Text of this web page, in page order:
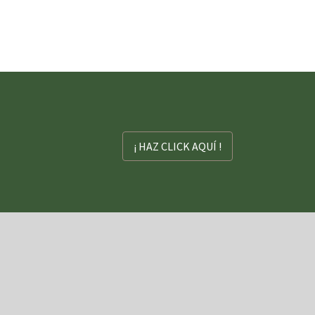
¡ HAZ CLICK AQUÍ !